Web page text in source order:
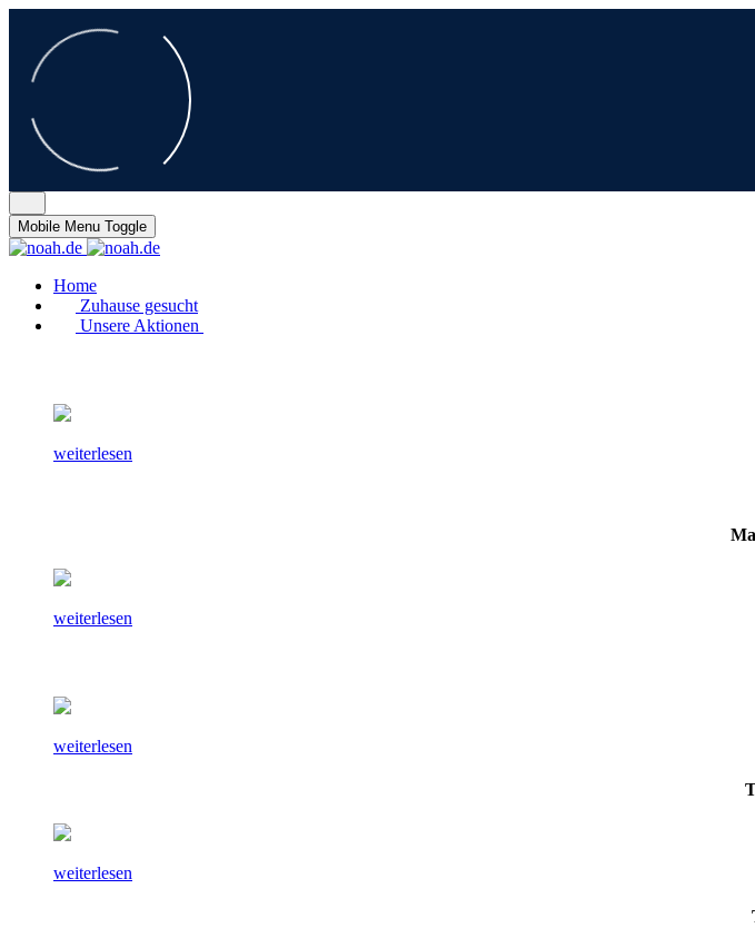
Mobile Menu Toggle
Home
Zuhause gesucht
Unsere Aktionen
weiterlesen
weiterlesen
weiterlesen
weiterlesen